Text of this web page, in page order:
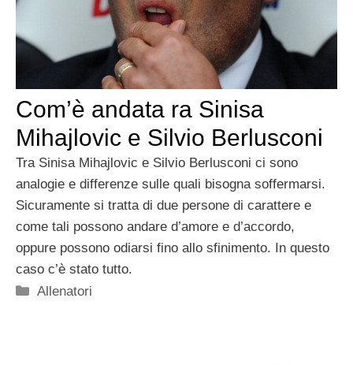
Com’è andata ra Sinisa
Mihajlovic e Silvio Berlusconi
Tra Sinisa Mihajlovic e Silvio Berlusconi ci sono
analogie e differenze sulle quali bisogna soffermarsi.
Sicuramente si tratta di due persone di carattere e
come tali possono andare d’amore e d’accordo,
oppure possono odiarsi fino allo sfinimento. In questo
caso c’è stato tutto.
Categorie
Allenatori